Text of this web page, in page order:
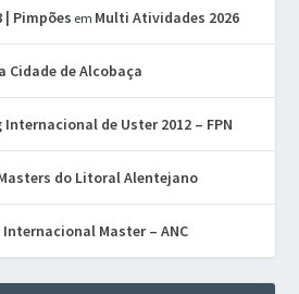
| Pimpões em Multi Atividades 2026
Cidade de Alcobaça
Internacional de Uster 2012 – FPN
do Litoral Alentejano
Master – ANC